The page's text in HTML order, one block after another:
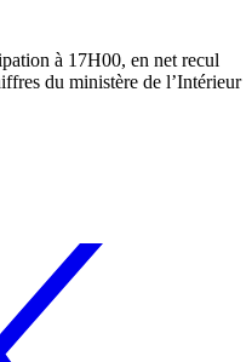
à 17H00, en net recul
du ministère de l’Intérieur